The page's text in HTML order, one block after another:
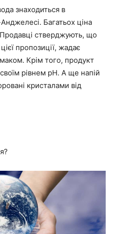
знаходиться в
Багатьох ціна
стверджують, що
пропозиції, жадає
Крім того, продукт
рівнем pH. А ще напій
кристалами від